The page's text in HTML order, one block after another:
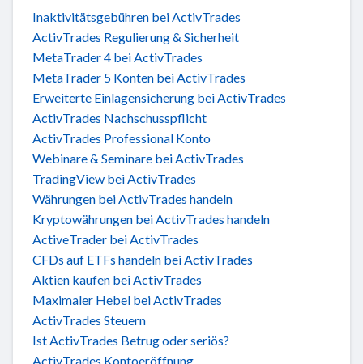
Inaktivitätsgebühren bei ActivTrades
ActivTrades Regulierung & Sicherheit
MetaTrader 4 bei ActivTrades
MetaTrader 5 Konten bei ActivTrades
Erweiterte Einlagensicherung bei ActivTrades
ActivTrades Nachschusspflicht
ActivTrades Professional Konto
Webinare & Seminare bei ActivTrades
TradingView bei ActivTrades
Währungen bei ActivTrades handeln
Kryptowährungen bei ActivTrades handeln
ActiveTrader bei ActivTrades
CFDs auf ETFs handeln bei ActivTrades
Aktien kaufen bei ActivTrades
Maximaler Hebel bei ActivTrades
ActivTrades Steuern
Ist ActivTrades Betrug oder seriös?
ActivTrades Kontoeröffnung